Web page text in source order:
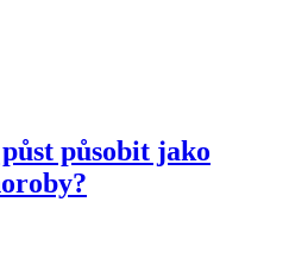
působit jako